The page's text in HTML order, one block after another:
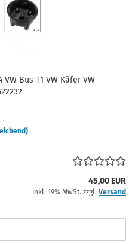
Bus T1 VW Käfer VW
45,00 EUR
inkl. 19% MwSt. zzgl. Versand